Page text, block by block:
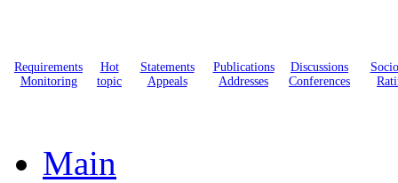
Requirements
Monitoring
Hot
topic
Statements
Appeals
Publications
Addresses
Discussions
Conferences
Main